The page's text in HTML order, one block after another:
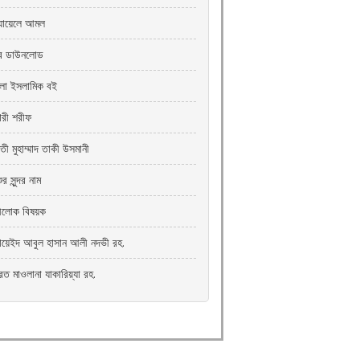
আমল
ডাউনলোড
ইসলামিক বই
শরীফ
মুহাম্মাদ তাকী উসমানী
সুন্দর নাম
বিষয়ক
আবুল হাসান আলী নদভী রহ.
মাওলানা যাকারিয়্যা রহ.